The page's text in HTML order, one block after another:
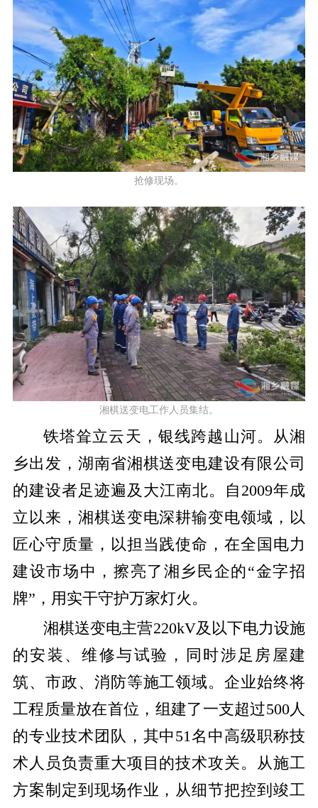
抢修现场。
湘棋送变电工作人员集结。
铁塔耸立云天，银线跨越山河。从湘
乡出发，湖南省湘棋送变电建设有限公司
的建设者足迹遍及大江南北。
自 2009年成
立以来，湘棋送变电深耕输变电领域，以
匠心守质量，以担当践使命，在全国电力
建设市场中，擦亮了湘乡民企的“金字招
牌” ，用实干守护万家灯火。
湘棋送变电主营220kV及以下电力设施
的安装、维修与试验，同时涉足房屋建
筑、市政、消防等施工领域。企业始终将
工程质量放在首位，组建了一支超过500人
的专业技术团队，其中 51名中高级职称技
术人员负责重大项目的技术攻关。从施工
方案制定到现场作业，从细节把控到竣工